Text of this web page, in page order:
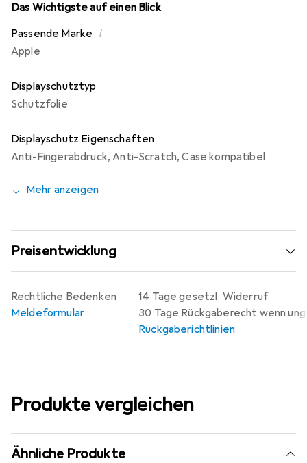
Das Wichtigste auf einen Blick
Passende Marke i
Apple
Displayschutztyp
Schutzfolie
Displayschutz Eigenschaften
Anti-Fingerabdruck,Anti-Scratch,Case kompatibel
Mehr anzeigen
Preisentwicklung
14 Tage gesetzl. Widerruf
30 Tage Rückgaberecht wenn
Rückgaberichtlinien
Rechtliche Bedenken
Meldeformular
Produkte vergleichen
Ähnliche Produkte